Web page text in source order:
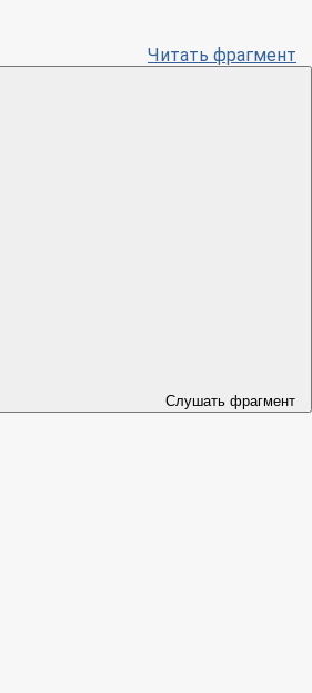
Читать фрагмент
Слушать фрагмент